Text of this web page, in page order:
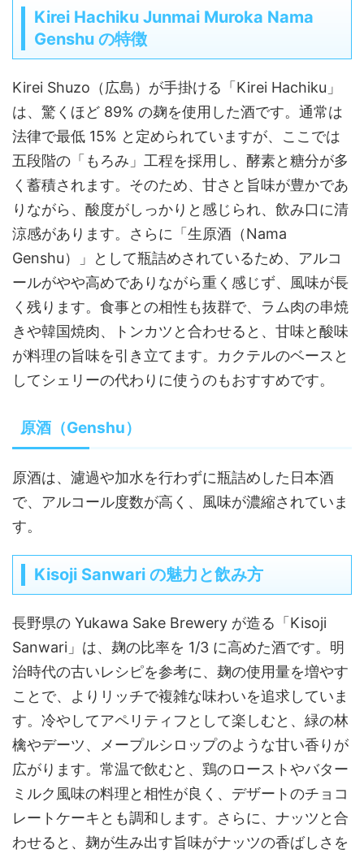
Kirei Hachiku Junmai Muroka Nama
Genshu の特徴
Kirei Shuzo（広島）が手掛ける「Kirei Hachiku」
は、驚くほど 89% の麹を使用した酒です。通常は
法律で最低 15% と定められていますが、ここでは
五段階の「もろみ」工程を採用し、酵素と糖分が多
く蓄積されます。そのため、甘さと旨味が豊かであ
りながら、酸度がしっかりと感じられ、飲み口に清
涼感があります。さらに「生原酒（Nama
Genshu）」として瓶詰めされているため、アルコ
ールがやや高めでありながら重く感じず、風味が長
く残ります。食事との相性も抜群で、ラム肉の串焼
きや韓国焼肉、トンカツと合わせると、甘味と酸味
が料理の旨味を引き立てます。カクテルのベースと
してシェリーの代わりに使うのもおすすめです。
原酒（Genshu）
原酒は、濾過や加水を行わずに瓶詰めした日本酒
で、アルコール度数が高く、風味が濃縮されていま
す。
Kisoji Sanwari の魅力と飲み方
長野県の Yukawa Sake Brewery が造る「Kisoji
Sanwari」は、麹の比率を 1/3 に高めた酒です。明
治時代の古いレシピを参考に、麹の使用量を増やす
ことで、よりリッチで複雑な味わいを追求していま
す。冷やしてアペリティフとして楽しむと、緑の林
檎やデーツ、メープルシロップのような甘い香りが
広がります。常温で飲むと、鶏のローストやバター
ミルク風味の料理と相性が良く、デザートのチョコ
レートケーキとも調和します。さらに、ナッツと合
わせると、麹が生み出す旨味がナッツの香ばしさを